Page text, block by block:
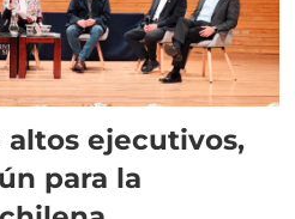
altos ejecutivos,
para la